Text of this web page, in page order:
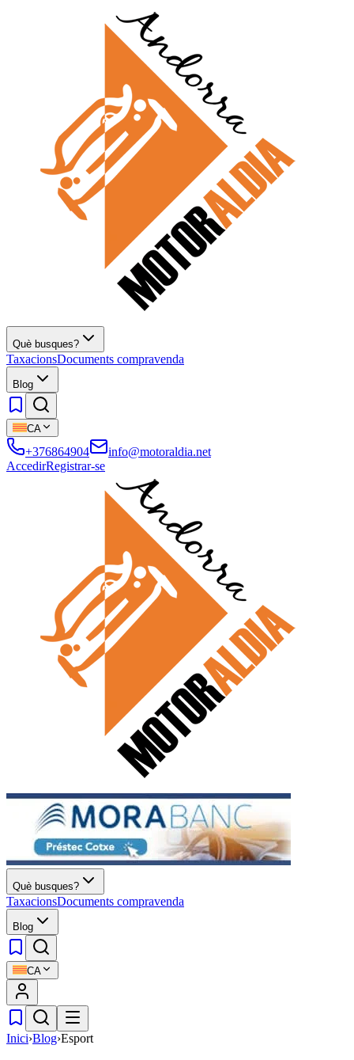
Què busques?
TaxacionsDocuments compravenda
Blog
CA
+376864904
info@motoraldia.net
AccedirRegistrar-se
Què busques?
TaxacionsDocuments compravenda
Blog
CA
Inici›Blog›Esport